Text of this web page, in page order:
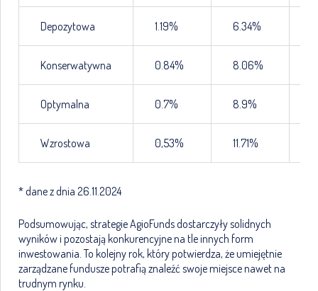
Depozytowa 1.19% 6.34%
Konserwatywna 0.84% 8.06%
Optymalna 0.7% 8.9%
Wzrostowa 0,53% 11.71%
* dane z dnia 26.11.2024
Podsumowując, strategie AgioFunds dostarczyły solidnych
wyników i pozostają konkurencyjne na tle innych form
inwestowania. To kolejny rok, który potwierdza, że umiejętnie
zarządzane fundusze potrafią znaleźć swoje miejsce nawet na
trudnym rynku.